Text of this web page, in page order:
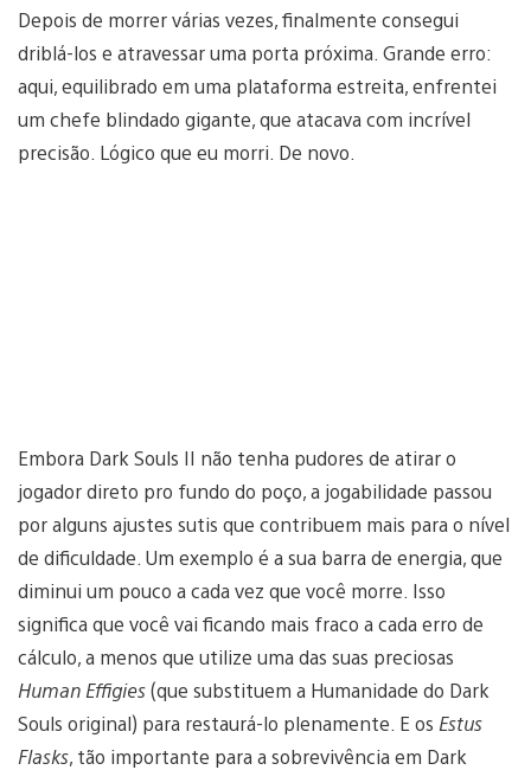
Depois de morrer várias vezes, finalmente consegui
driblá-los e atravessar uma porta próxima. Grande erro:
aqui, equilibrado em uma plataforma estreita, enfrentei
um chefe blindado gigante, que atacava com incrível
precisão. Lógico que eu morri. De novo.
Embora Dark Souls II não tenha pudores de atirar o
jogador direto pro fundo do poço, a jogabilidade passou
por alguns ajustes sutis que contribuem mais para o nível
de dificuldade. Um exemplo é a sua barra de energia, que
diminui um pouco a cada vez que você morre. Isso
significa que você vai ficando mais fraco a cada erro de
cálculo, a menos que utilize uma das suas preciosas
Human Effigies(que substituem a Humanidade do Dark
Souls original) para restaurá-lo plenamente. E os Estus
Flasks, tão importante para a sobrevivência em Dark